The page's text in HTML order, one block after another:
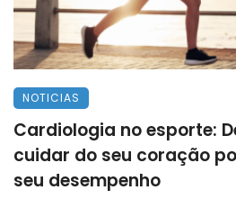
NOTICIAS
Cardiologia no esporte:
cuidar do seu coração
seu desempenho